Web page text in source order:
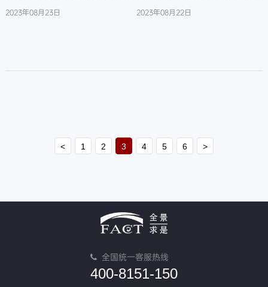
新入职员工进行背景调查旨在确保
2023年08月23日
和隐私。
2023年08月22日
< 1 2 3 4 5 6 >
全国统一客服热线
400-8151-150